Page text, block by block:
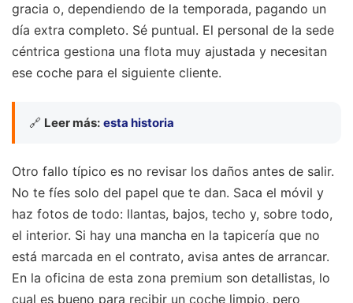
gracia o, dependiendo de la temporada, pagando un
día extra completo. Sé puntual. El personal de la sede
céntrica gestiona una flota muy ajustada y necesitan
ese coche para el siguiente cliente.
🔗 Leer más: esta historia
Otro fallo típico es no revisar los daños antes de salir.
No te fíes solo del papel que te dan. Saca el móvil y
haz fotos de todo: llantas, bajos, techo y, sobre todo,
el interior. Si hay una mancha en la tapicería que no
está marcada en el contrato, avisa antes de arrancar.
En la oficina de esta zona premium son detallistas, lo
cual es bueno para recibir un coche limpio, pero